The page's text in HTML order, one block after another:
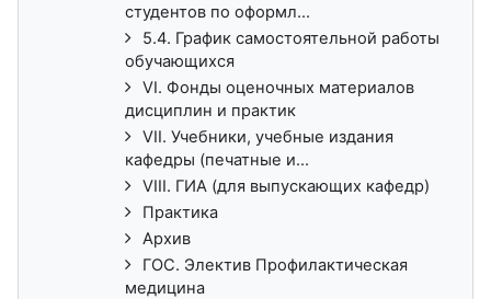
студентов по оформл...
5.4. График самостоятельной работы
обучающихся
VI. Фонды оценочных материалов
дисциплин и практик
VII. Учебники, учебные издания
кафедры (печатные и...
VIII. ГИА (для выпускающих кафедр)
Практика
Архив
ГОС. Электив Профилактическая
медицина